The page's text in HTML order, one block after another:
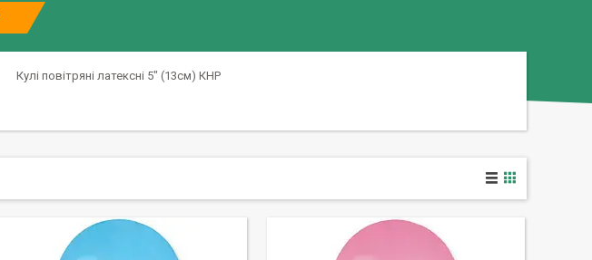
Кулі повітряні латексні 5" (13см) КНР